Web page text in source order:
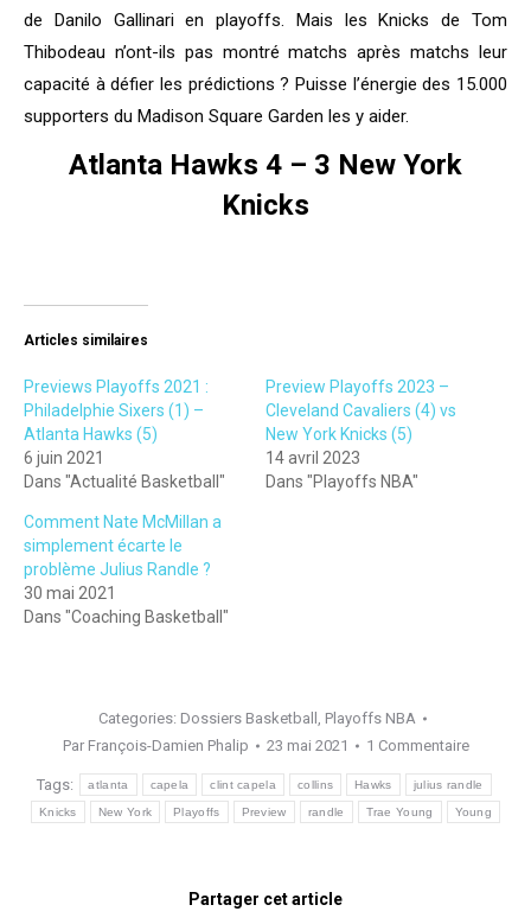
de Danilo Gallinari en playoffs. Mais les Knicks de Tom
Thibodeau n’ont-ils pas montré matchs après matchs leur
capacité à défier les prédictions ? Puisse l’énergie des 15.000
supporters du Madison Square Garden les y aider.
Atlanta Hawks 4 – 3 New York
Knicks
Articles similaires
Previews Playoffs 2021 :
Philadelphie Sixers (1) –
Atlanta Hawks (5)
6 juin 2021
Dans "Actualité Basketball"
Preview Playoffs 2023 –
Cleveland Cavaliers (4) vs
New York Knicks (5)
14 avril 2023
Dans "Playoffs NBA"
Comment Nate McMillan a
simplement écarte le
problème Julius Randle ?
30 mai 2021
Dans "Coaching Basketball"
Categories: Dossiers Basketball , Playoffs NBA
Par François-Damien Phalip 23 mai 2021 1 Commentaire
Tags: atlanta capela clint capela collins Hawks julius randle
Knicks New York Playoffs Preview randle Trae Young Young
Partager cet article